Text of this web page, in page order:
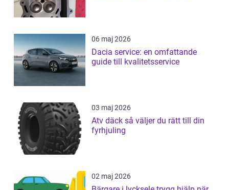
06 maj 2026
Dacia service: en omfattande
guide till kvalitetsservice
03 maj 2026
Atv däck så väljer du rätt till din
fyrhjuling
02 maj 2026